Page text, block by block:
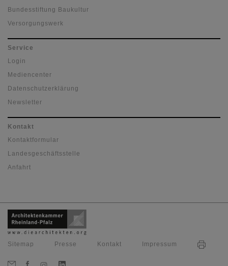
Bundesstiftung Baukultur
Versorgungswerk
Service
Login
Mediencenter
Datenschutzerklärung
Newsletter
Kontakt
Kontaktformular
Landesgeschäftsstelle
Anfahrt
Sitemap Presse Kontakt Impressum